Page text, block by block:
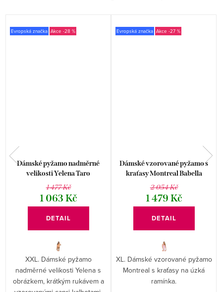
Evropská značka -28 %
Dámské pyžamo nadměrné
velikosti Yelena Taro
1 477 Kč
1 063 Kč
DETAIL
XXL. Dámské pyžamo
nadměrné velikosti Yelena s
obrázkem, krátkým rukávem a
Evropská značka -27 %
Dámské vzorované pyžamo s
kraťasy Montreal Babella
2 054 Kč
1 479 Kč
DETAIL
XL. Dámské vzorované pyžamo
Montreal s kraťasy na úzká
ramínka.